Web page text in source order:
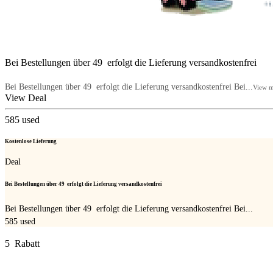
Bei Bestellungen über 49  erfolgt die Lieferung versandkostenfrei
Bei Bestellungen über 49  erfolgt die Lieferung versandkostenfrei Bei... View
View Deal
585 used
Kostenlose Lieferung
Deal
Bei Bestellungen über 49  erfolgt die Lieferung versandkostenfrei
Bei Bestellungen über 49  erfolgt die Lieferung versandkostenfrei Bei...
585 used
5  Rabatt